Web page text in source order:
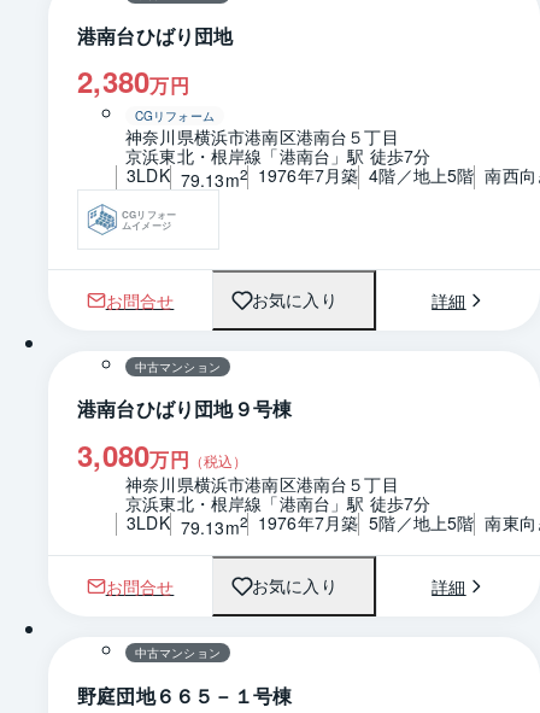
港南台ひばり団地
2,380万円
CGリフォーム
神奈川県横浜市港南区港南台５丁目
京浜東北・根岸線「港南台」駅 徒歩7分
3LDK 79.13m2 1976年7月築 4階／地上5階 南西
CGリフォー
ムイメージ
お問合せ お気に入り 詳細
1 / 0 間取り
中古マンション
港南台ひばり団地９号棟
3,080万円 （税込）
神奈川県横浜市港南区港南台５丁目
京浜東北・根岸線「港南台」駅 徒歩7分
3LDK 79.13m2 1976年7月築 5階／地上5階 南東
お問合せ お気に入り 詳細
1 / 0 間取り
中古マンション
野庭団地６６５－１号棟